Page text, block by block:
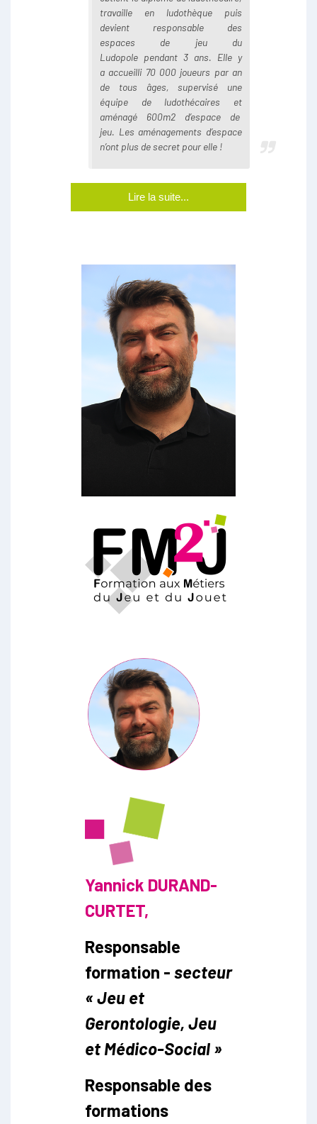
travaille en ludothèque puis
devient responsable des
espaces de jeu du
Ludopole pendant 3 ans. Elle y
a accueilli 70 000 joueurs par an
de tous âges, supervisé une
équipe de ludothécaires et
aménagé 600m2 d’espace de
jeu. Les aménagements d’espace
n’ont plus de secret pour elle !
Lire la suite...
Yannick DURAND-
CURTET,
Responsable
formation - secteur
« Jeu et
Gerontologie, Jeu
et Médico-Social »
Responsable des
formations